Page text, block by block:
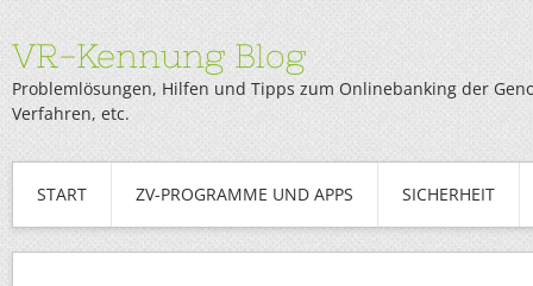
VR-Kennung Blog
Problemlösungen, Hilfen und Tipps zum Onlinebanking der
Verfahren, etc.
START ZV-PROGRAMME UND APPS SICHERHEIT